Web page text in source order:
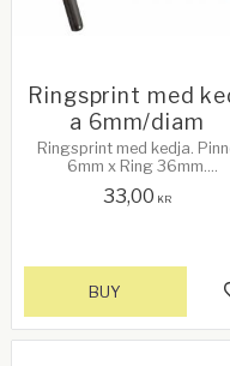
Ringsprint med
a 6mm/diam
Ringsprint med kedja.
6mm x Ring 36mm.
länkar. Passar exempelvis
33,00 KR
BUY